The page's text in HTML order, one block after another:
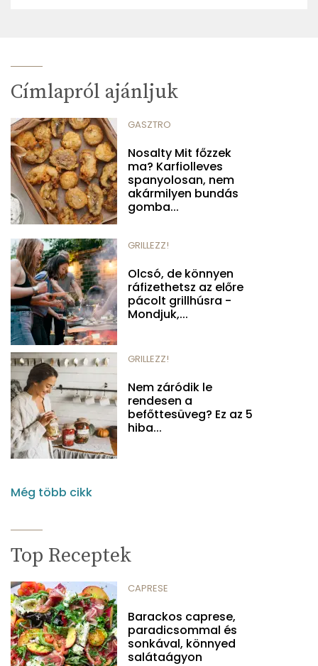
Címlapról ajánljuk
GASZTRO
Nosalty Mit főzzek
ma? Karfiolleves
spanyolosan, nem
akármilyen bundás
gomba...
GRILLEZZ!
Olcsó, de könnyen
ráfizethetsz az előre
pácolt grillhúsra -
Mondjuk,...
GRILLEZZ!
Nem záródik le
rendesen a
befőttesüveg? Ez az 5
hiba...
Még több cikk
Top Receptek
CAPRESE
Barackos caprese,
paradicsommal és
sonkával, könnyed
salátaágyon